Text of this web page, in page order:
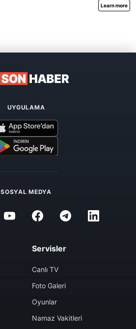
UYGULAMA
SOSYAL MEDYA
Servisler
Canlı TV
Foto Galeri
Oyunlar
Namaz Vakitleri